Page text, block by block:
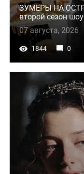
ЗУМЕРЫ НА
второй сезон
07 августа, 2026
1844 0